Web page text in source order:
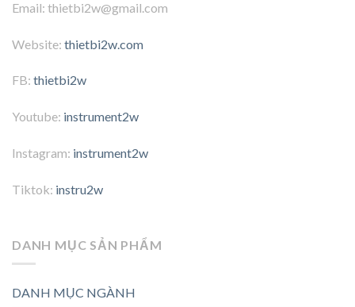
Email: thietbi2w@gmail.com
Website: thietbi2w.com
FB: thietbi2w
Youtube: instrument2w
Instagram: instrument2w
Tiktok: instru2w
DANH MỤC SẢN PHẨM
DANH MỤC NGÀNH